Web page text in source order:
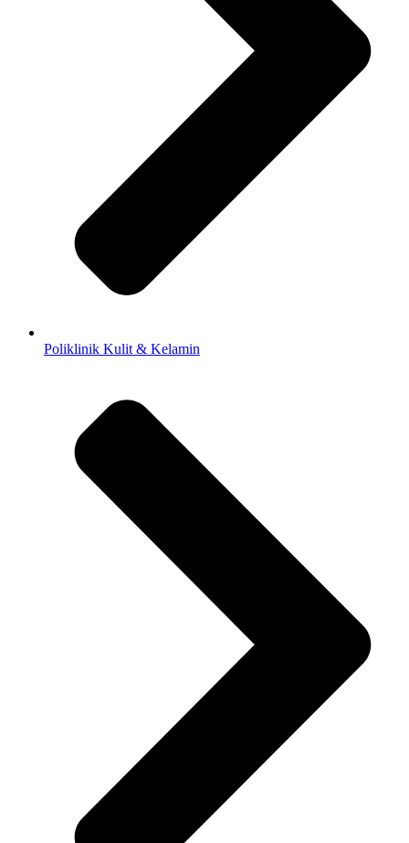
Poliklinik Kulit & Kelamin